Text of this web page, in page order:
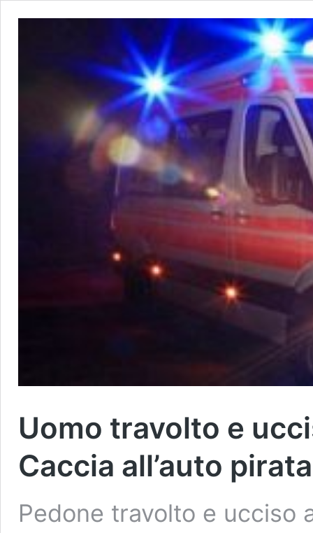
Uomo travolto e
Caccia all’auto pirata
Pedone travolto e ucciso